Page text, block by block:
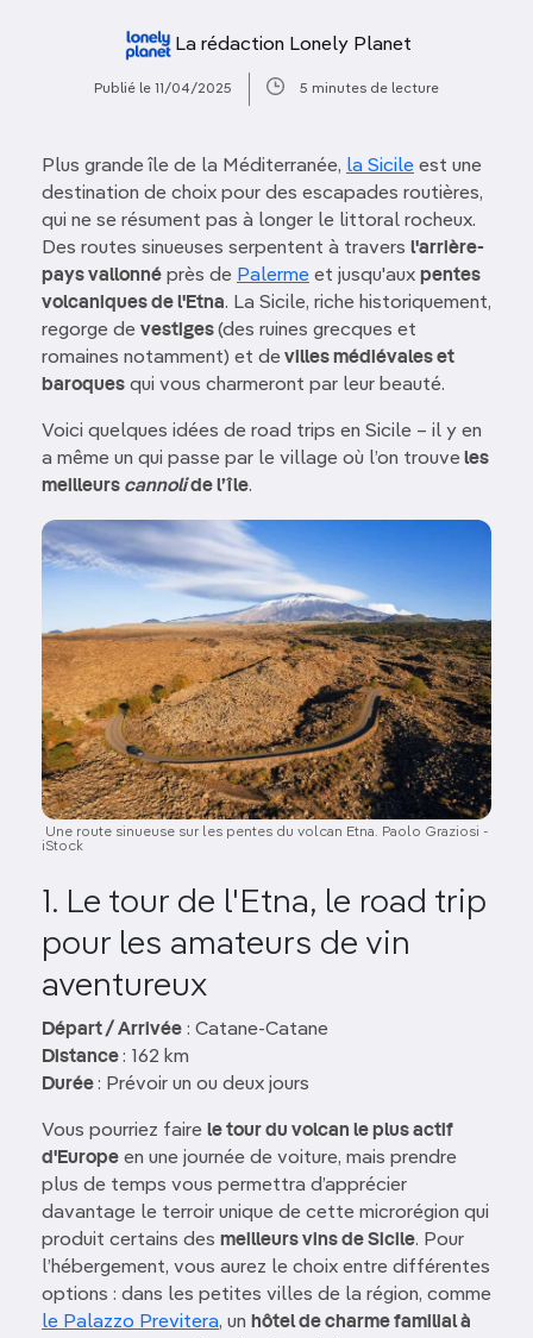
La rédaction Lonely Planet
Publié le 11/04/2025 5 minutes de lecture
Plus grande île de la Méditerranée, la Sicile est une
destination de choix pour des escapades routières,
qui ne se résument pas à longer le littoral rocheux.
Des routes sinueuses serpentent à travers l'arrière-
pays vallonné près de Palerme et jusqu'aux pentes
volcaniques de l'Etna. La Sicile, riche historiquement,
regorge de vestiges(des ruines grecques et
romaines notamment) et devilles médiévales et
baroques qui vous charmeront par leur beauté.
Voici quelques idées de road trips en Sicile – il y en
a même un qui passe par le village où l’on trouveles
meilleurs cannolide l’île.
Image
Une route sinueuse sur les pentes du volcan Etna. Paolo Graziosi -
iStock
1. Le tour de l'Etna, le road trip
pour les amateurs de vin
aventureux
Départ / Arrivée : Catane-Catane
Distance: 162 km
Durée: Prévoir un ou deux jours
Vous pourriez faire le tour du volcan le plus actif
d'Europe en une journée de voiture, mais prendre
plus de temps vous permettra d’apprécier
davantage le terroir unique de cette microrégion qui
produit certains des meilleurs vins de Sicile. Pour
l’hébergement, vous aurez le choix entre différentes
options : dans les petites villes de la région, comme
le Palazzo Previtera, un hôtel de charme familial à